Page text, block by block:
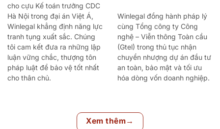
cho cựu Kế toán trưởng CDC
Hà Nội trong đại án Việt Á,
Winlegal khẳng định năng lực
tranh tụng xuất sắc. Chúng
tôi cam kết đưa ra những lập
luận vững chắc, thượng tôn
pháp luật để bảo vệ tốt nhất
cho thân chủ.
Winlegal đồng hành pháp lý
cùng Tổng công ty Công
nghệ – Viễn thông Toàn cầu
(Gtel) trong thủ tục nhận
chuyển nhượng dự án đầu tư
an toàn, bảo mật và tối ưu
hóa dòng vốn doanh nghiệp.
Xem thêm→